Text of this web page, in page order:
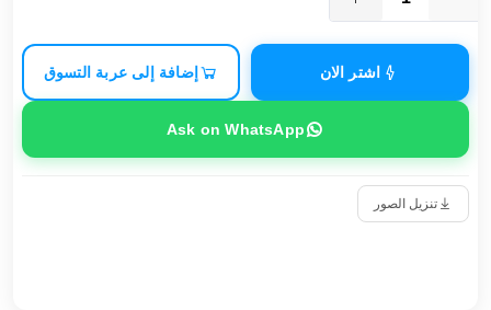
اشتر الان إضافة إلى عربة التسوق
Ask on WhatsApp
تنزيل الصور